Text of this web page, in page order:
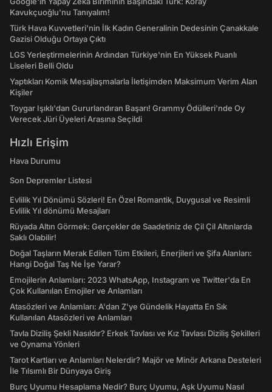
Kavukçuoğlu'nu Tanıyalım!
Türk Hava Kuvvetleri'nin İlk Kadın Generalinin Dedesinin Çanakkale
Gazisi Olduğu Ortaya Çıktı
LGS Yerleştirmelerinin Ardından Türkiye'nin En Yüksek Puanlı
Liseleri Belli Oldu
Yaptıkları Komik Mesajlaşmalarla İletişimden Maksimum Verim Alan
Kişiler
Toygar Işıklı'dan Gururlandıran Başarı! Grammy Ödülleri'nde Oy
Verecek Jüri Üyeleri Arasına Seçildi
Hızlı Erişim
Hava Durumu
Son Depremler Listesi
Evlilik Yıl Dönümü Sözleri! En Özel Romantik, Duygusal ve Resimli
Evlilik Yıl dönümü Mesajları
Rüyada Altın Görmek: Gerçekler de Saadetiniz de Çil Çil Altınlarda
Saklı Olabilir!
Doğal Taşların Merak Edilen Tüm Etkileri, Enerjileri ve Şifa Alanları:
Hangi Doğal Taş Ne İşe Yarar?
Emojilerin Anlamları: 2023 WhatsApp, Instagram ve Twitter'da En
Çok Kullanılan Emojiler ve Anlamları
Atasözleri ve Anlamları: A'dan Z'ye Gündelik Hayatta En Sık
Kullanılan Atasözleri ve Anlamları
Tavla Diziliş Şekli Nasıldır? Erkek Tavlası ve Kız Tavlası Diziliş Şekilleri
ve Oynama Yönleri
Tarot Kartları ve Anlamları Nelerdir? Majör ve Minör Arkana Desteleri
İle Tılsımlı Bir Dünyaya Giriş
Burç Uyumu Hesaplama Nedir? Burç Uyumu, Aşk Uyumu Nasıl